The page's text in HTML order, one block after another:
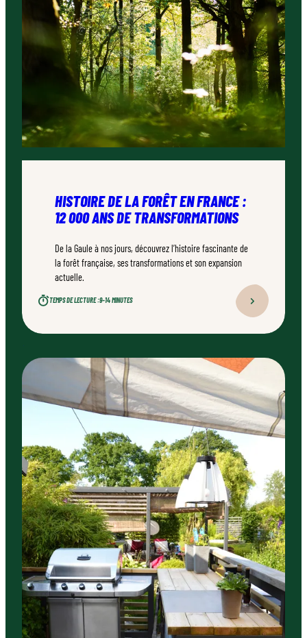
HISTOIRE DE LA FORÊT EN FRANCE :
12 000 ANS DE TRANSFORMATIONS
De la Gaule à nos jours, découvrez l’histoire fascinante de
la forêt française, ses transformations et son expansion
actuelle.
TEMPS DE LECTURE :9–14 MINUTES